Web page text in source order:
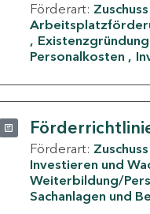
Förderart: Zuschuss
Existenzgründung
Personalkosten
Förderart: Zuschuss
Investieren und
Weiterbildung/
Sachanlagen und